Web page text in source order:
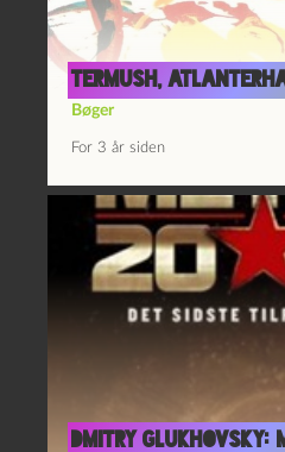
Termush,
Bøger
For 3 år siden
Dmitry Glukhovsky: